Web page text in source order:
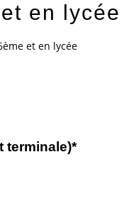
en lycée
et en lycée
terminale)*